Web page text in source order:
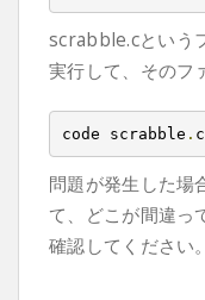
scrabble.cという
実行して、そのフ
code scrabble . c
問題が発生した場
て、どこが間違っ
確認してください。